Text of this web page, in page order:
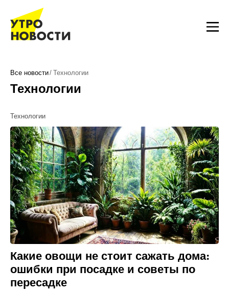
Все новости Технологии
Технологии
Технологии
Какие овощи не стоит сажать дома:
ошибки при посадке и советы по
пересадке